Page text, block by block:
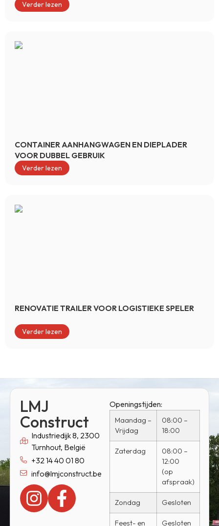
Verder lezen
CONTAINER AANHANGWAGEN EN DIEPLADER
VOOR DUBBEL GEBRUIK
Verder lezen
RENOVATIE TRAILER VOOR LOGISTIEKE SPELER
Verder lezen
LMJ
Construct
Industriedijk 8, 2300
Turnhout, België
+32 14 40 01 80
info@lmjconstruct.be
Openingstijden:
Maandag –
Vrijdag
08:00 –
18:00
Zaterdag
08:00 –
12:00
(op
afspraak)
Zondag Gesloten
Feest- en Gesloten